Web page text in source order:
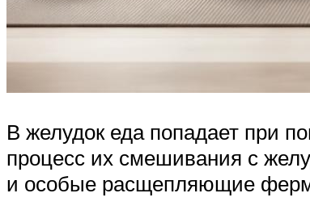
В желудок еда попадает при
процесс их смешивания с
и особые расщепляющие